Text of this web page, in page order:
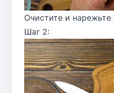
Очистите и
Шаг 2: